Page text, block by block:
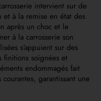
intervient sur de
et à la remise en état des
après un choc et le
à la carrosserie son
s’appuient sur des
finitions soignées et
endommagés fait
garantissant une